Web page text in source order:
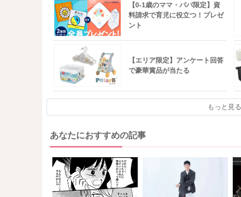
【0-1歳のママ・パパ限定】資
料請求で育児に役立つ！プレゼ
ント
【エリア限定】アンケート回答
で豪華賞品が当たる
もっと見る
あなたにおすすめの記事